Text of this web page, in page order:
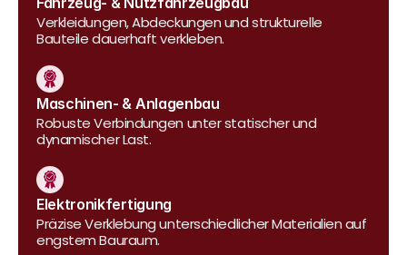
Verkleidungen, Abdeckungen und strukturelle
Bauteile dauerhaft verkleben.
Maschinen- & Anlagenbau
Robuste Verbindungen unter statischer und
dynamischer Last.
Elektronikfertigung
Präzise Verklebung unterschiedlicher Materialien auf
engstem Bauraum.